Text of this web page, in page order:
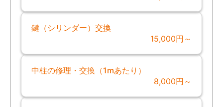
鍵（シリンダー）交換
15,000円～
中柱の修理・交換（1mあたり）
8,000円～